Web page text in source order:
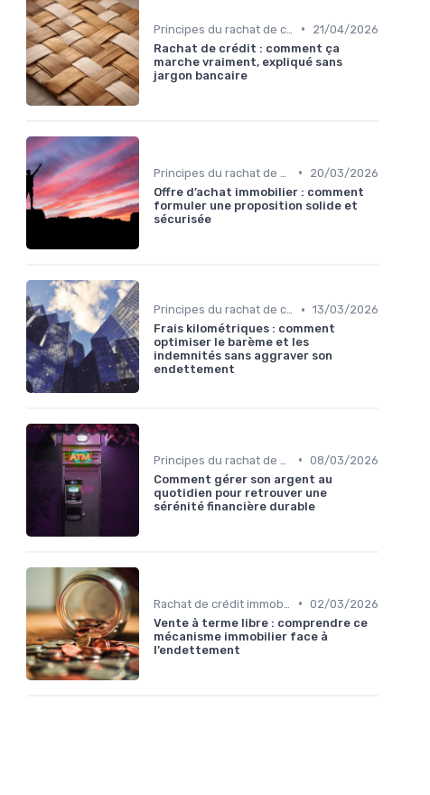
•
21/04/2026
Rachat de crédit : comment ça
marche vraiment, expliqué sans
jargon bancaire
•
20/03/2026
Offre d’achat immobilier : comment
formuler une proposition solide et
sécurisée
Principes du rachat de crédit • 13/03/2026
Frais kilométriques : comment
optimiser le barème et les
indemnités sans aggraver son
endettement
• 08/03/2026
Comment gérer son argent au
quotidien pour retrouver une
sérénité financière durable
• 02/03/2026
Vente à terme libre : comprendre ce
mécanisme immobilier face à
l’endettement